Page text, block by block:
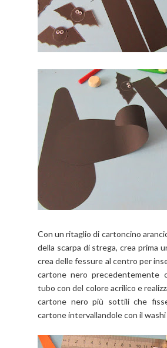
Con un ritaglio di cartoncino
della scarpa di strega, crea prima
crea delle fessure al centro per
cartone nero precedentemente
tubo con del colore acrilico e
cartone nero più sottili che
cartone intervallandole con il